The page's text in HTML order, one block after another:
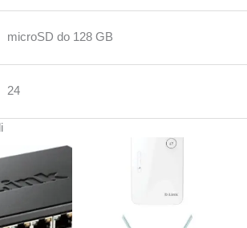
microSD do 128 GB
24